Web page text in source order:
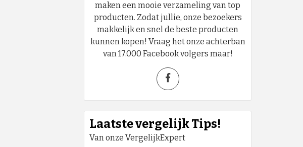
maken een mooie verzameling van top
producten. Zodat jullie, onze bezoekers
makkelijk en snel de beste producten
kunnen kopen! Vraag het onze achterban
van 17.000 Facebook volgers maar!
Laatste vergelijk Tips!
Van onze VergelijkExpert